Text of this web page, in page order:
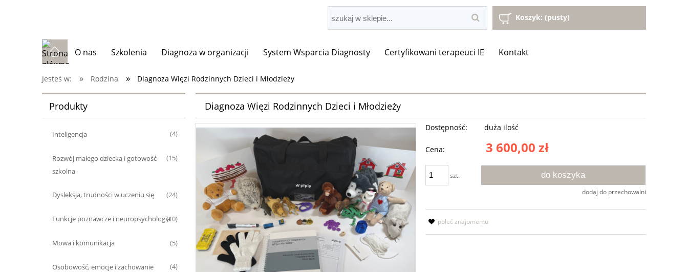
Koszyk: (pusty)
O nas Szkolenia Diagnoza w organizacji System Wsparcia Diagnosty Certyfikowani terapeuci IE Kontakt
Jesteś w: » Rodzina » Diagnoza Więzi Rodzinnych Dzieci i Młodzieży
Produkty
Inteligencja (4)
Rozwój małego dziecka i gotowość
szkolna
(15)
Dysleksja, trudności w uczeniu się (24)
Funkcje poznawcze i neuropsychologia(10)
Mowa i komunikacja (5)
Osobowość, emocje i zachowanie (4)
Diagnoza Więzi Rodzinnych Dzieci i Młodzieży
Dostępność: duża ilość
Cena: 3 600,00 zł
szt. do koszyka
dodaj do przechowalni
poleć znajomemu